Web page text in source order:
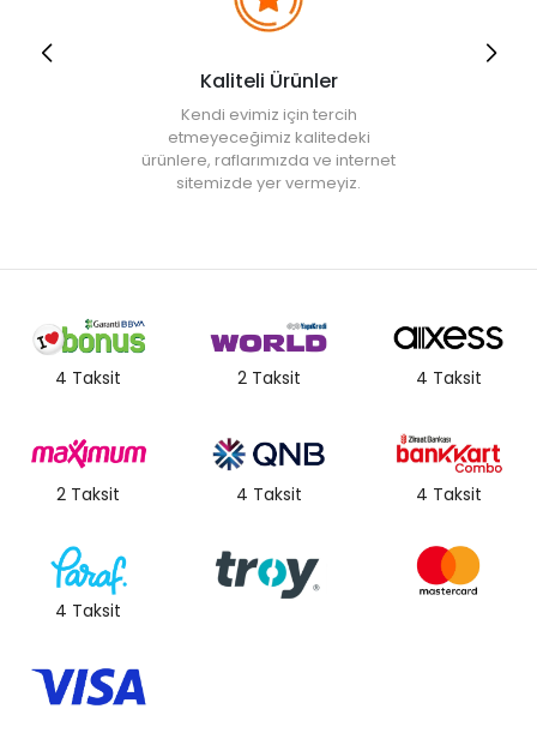
Kaliteli Ürünler
Kendi evimiz için tercih
etmeyeceğimiz kalitedeki
ürünlere, raflarımızda ve internet
sitemizde yer vermeyiz.
4 Taksit 2 Taksit 4 Taksit
2 Taksit 4 Taksit 4 Taksit
4 Taksit